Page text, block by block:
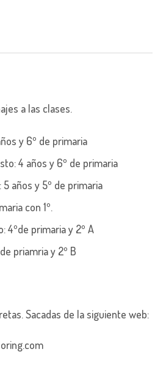
a las clases.
y 6º de primaria
4 años y 6º de primaria
años y 5º de primaria
con 1º.
4ºde primaria y 2º A
priamria y 2º B
Sacadas de la siguiente web: